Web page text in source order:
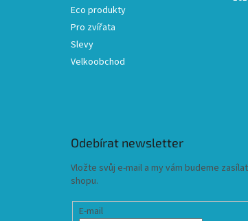
Eco produkty
Pro zvířata
Slevy
Velkoobchod
Odebírat newsletter
Vložte svůj e-mail a my vám budeme
shopu.
E-mail